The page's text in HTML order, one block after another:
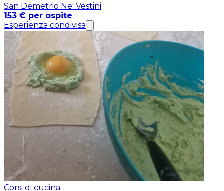
San Demetrio Ne' Vestini
153 € per ospite
Esperienza condivisa
Corsi di cucina